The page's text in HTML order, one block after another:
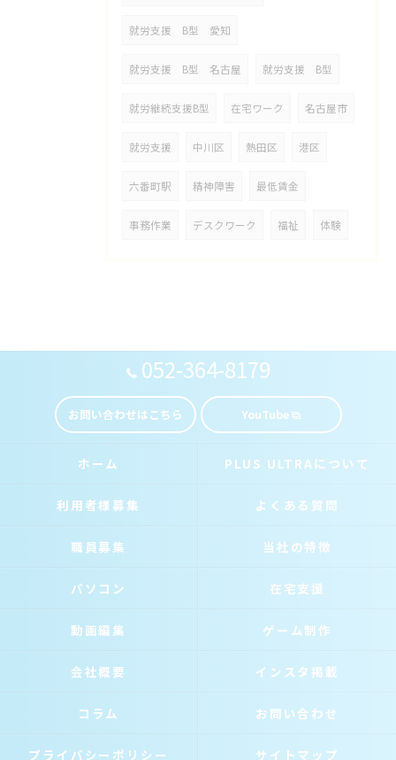
就労支援 B型 愛知
就労支援 B型 名古屋 就労支援 B型
就労継続支援B型 在宅ワーク 名古屋市
就労支援 中川区 熱田区 港区
六番町駅 精神障害 最低賃金
事務作業 デスクワーク 福祉 体験
052-364-8179
お問い合わせはこちら YouTube
ホーム PLUS ULTRAについて
利用者様募集 よくある質問
職員募集 当社の特徴
パソコン 在宅支援
動画編集 ゲーム制作
会社概要 インスタ掲載
コラム お問い合わせ
プライバシーポリシー サイトマップ